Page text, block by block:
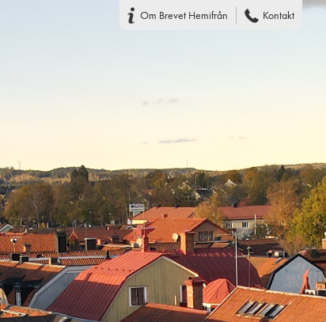
Om Brevet Hemifrån Kontakt